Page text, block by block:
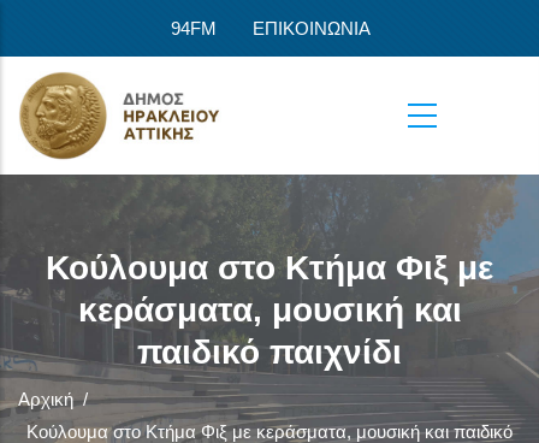
94FM ΕΠΙΚΟΙΝΩΝΙΑ
Κούλουμα στο Κτήμα Φιξ με
κεράσματα, μουσική και
παιδικό παιχνίδι
Αρχική /
Κούλουμα στο Κτήμα Φιξ με κεράσματα, μουσική και παιδικό